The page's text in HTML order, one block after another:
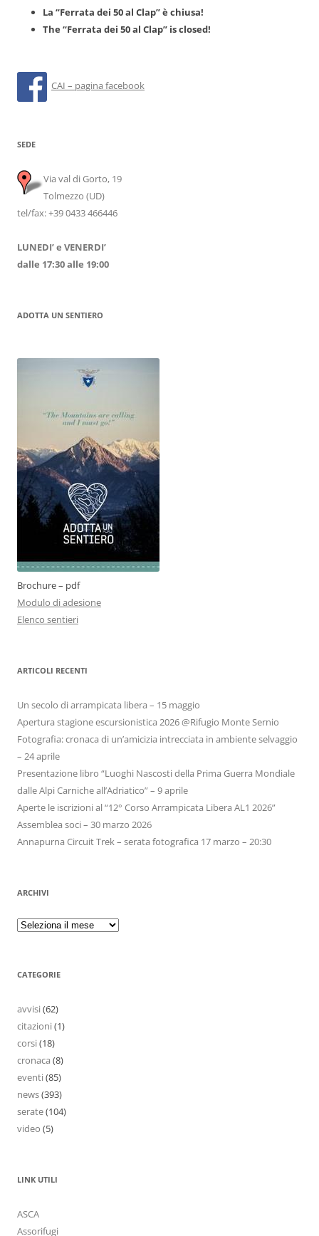
La “Ferrata dei 50 al Clap” è chiusa!
The “Ferrata dei 50 al Clap” is closed!
CAI – pagina facebook
SEDE
Via val di Gorto, 19
Tolmezzo (UD)
tel/fax: +39 0433 466446
LUNEDI’ e VENERDI’
dalle 17:30 alle 19:00
ADOTTA UN SENTIERO
Brochure – pdf
Modulo di adesione
Elenco sentieri
ARTICOLI RECENTI
Un secolo di arrampicata libera – 15 maggio
Apertura stagione escursionistica 2026 @Rifugio Monte Sernio
Fotografia: cronaca di un’amicizia intrecciata in ambiente selvaggio
– 24 aprile
Presentazione libro “Luoghi Nascosti della Prima Guerra Mondiale
dalle Alpi Carniche all’Adriatico” – 9 aprile
Aperte le iscrizioni al “12° Corso Arrampicata Libera AL1 2026”
Assemblea soci – 30 marzo 2026
Annapurna Circuit Trek – serata fotografica 17 marzo – 20:30
ARCHIVI
CATEGORIE
avvisi(62)
citazioni(1)
corsi(18)
cronaca (8)
eventi(85)
news(393)
serate(104)
video (5)
LINK UTILI
ASCA
Assorifugi